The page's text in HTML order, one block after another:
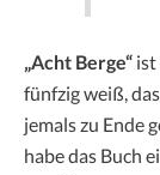
„Acht Berge“ ist
fünfzig weiß,
jemals zu Ende
habe das Buch